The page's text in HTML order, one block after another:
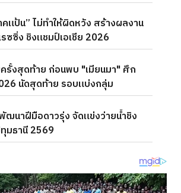
แป้น” ไม่ทำให้ผิดหวัง สร้างผลงาน
ซซิ่ง ชิงแชมป์เอเชีย 2026
รั้งสุดท้าย ก่อนพบ "เมียนมา" ศึก
นัดสุดท้าย รอบแบ่งกลุ่ม
ฒนาฝีมือดาวรุ่ง จัดแข่งว่ายน้ำชิง
มธานี 2569